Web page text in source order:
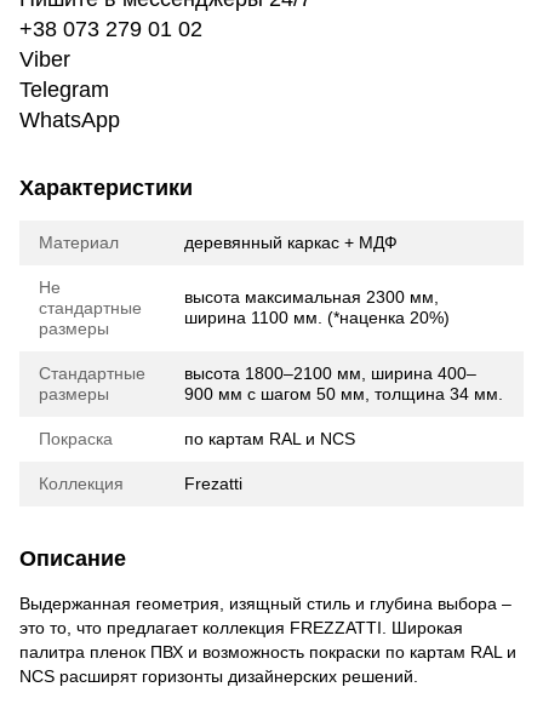
+38 073 279 01 02
Viber
Telegram
WhatsApp
Характеристики
Материал деревянный каркас + МДФ
Не
стандартные
размеры
высота максимальная 2300 мм,
ширина 1100 мм. (*наценка 20%)
Стандартные
размеры
высота 1800–2100 мм, ширина 400–
900 мм с шагом 50 мм, толщина 34 мм.
Покраска по картам RAL и NCS
Коллекция Frezatti
Описание
Выдержанная геометрия, изящный стиль и глубина выбора –
это то, что предлагает коллекция FREZZATTI. Широкая
палитра пленок ПВХ и возможность покраски по картам RAL и
NCS расширят горизонты дизайнерских решений.